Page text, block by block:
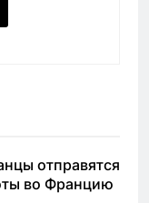
отправятся
во Францию